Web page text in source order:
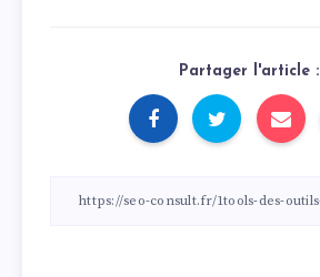
Partager l'article :